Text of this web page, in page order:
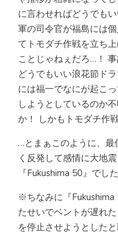
に言わせればどうでも
軍の司令官が福島には
てトモダチ作戦を立ち
ことじゃねぇだろ…！
どうでもいい浪花節ド
には福一でなにが起こ
しようとしているのか
か！ しかもトモダチ作
…とまぁこのように、最
く反発して感情に大地
『Fukushima 50』でし
※ちなみに『Fukushima
たせいでベントが遅れ
を停止させようとした